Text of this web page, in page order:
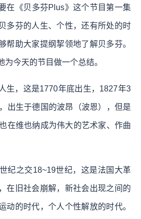
在《贝多芬Plus》这个节目第一集
多芬的人生、个性，还有所处的时
帮助大家提纲挈领地了解贝多芬。
今天的节目做一个总结。
生，这是1770年底出生，1827年3
出生于德国的波昂（波恩），但是
在维也纳成为伟大的艺术家、作曲
纪之交18~19世纪，这是法国大革
在旧社会崩解，新社会出现之间的
动的时代，个人个性解放的时代。